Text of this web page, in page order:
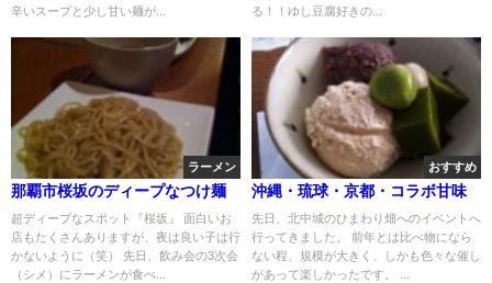
辛いスープと少し甘い麺が...
る！！ゆし豆腐好きの...
ラーメン
那覇市桜坂のディープなつけ麺
超ディープなスポット『桜坂』 面白いお
店もたくさんありますが、夜は良い子は行
かないように（笑） 先日、飲み会の3次会
（シメ）にラーメンが食べ...
おすすめ
沖縄・琉球・京都・コラボ甘味
先日、北中城のひまわり畑へのイベントへ
行ってきました。 前年とは比べ物になら
ない程、規模が大きく、しかも色々な催し
があって楽しかったです。 ...